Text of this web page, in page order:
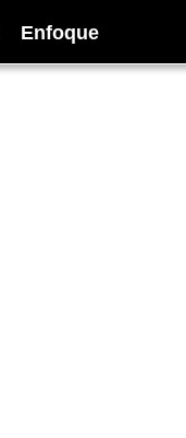
Enfoque